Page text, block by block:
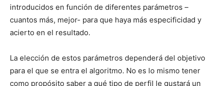
introducidos en función de diferentes parámetros –
cuantos más, mejor- para que haya más especificidad y
acierto en el resultado.
La elección de estos parámetros dependerá del objetivo
para el que se entra el algoritmo. No es lo mismo tener
como propósito saber a qué tipo de perfil le gustará un